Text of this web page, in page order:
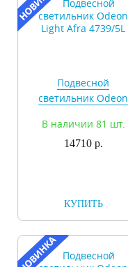
Подвесной
светильник Odeon
В наличии 81 шт.
14710 р.
КУПИТЬ